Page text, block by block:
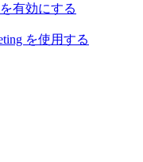
有効にする
を使用する